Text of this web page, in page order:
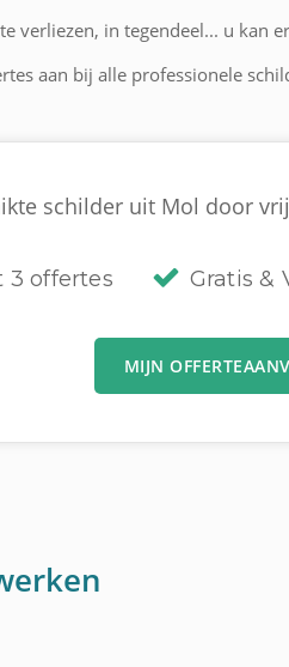
verliezen, in tegendeel... u kan
aan bij alle professionele
schilder uit Mol door
3 offertes Gratis &
MIJN